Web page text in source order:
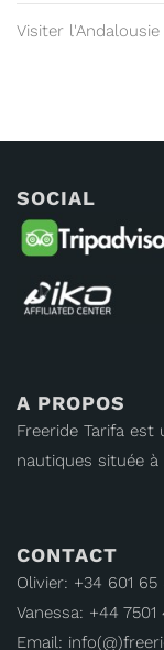
Visiter l'Andalousie
SOCIAL
A PROPOS
Freeride Tarifa
nautiques située à
CONTACT
Olivier: +34 601 65
Vanessa: +44 7501
Email: